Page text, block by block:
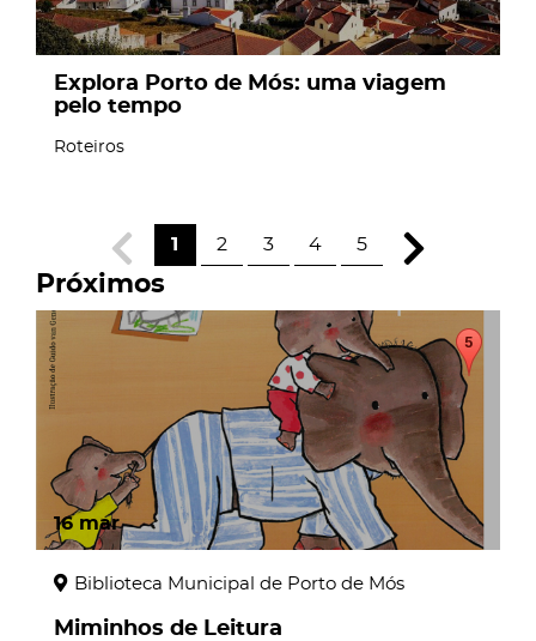
Explora Porto de Mós: uma viagem
pelo tempo
Roteiros
1 2 3 4 5
Próximos
16 mar
Biblioteca Municipal de Porto de Mós
Miminhos de Leitura